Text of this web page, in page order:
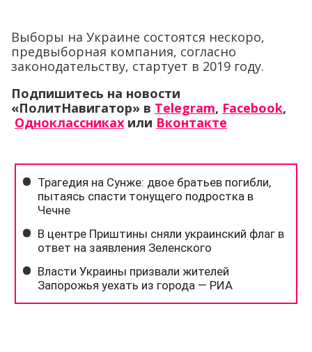
Выборы на Украине состоятся нескоро,
предвыборная компания, согласно
законодательству, стартует в 2019 году.
Подпишитесь на новости
«ПолитНавигатор» в Telegram, Facebook,
Одноклассниках или Вконтакте